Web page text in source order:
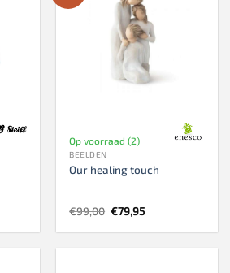
Op voorraad (2)
BEELDEN
Our healing touch
€99,00 Oorspronkelijke
prijs
was:
€79,95Huidige
is: